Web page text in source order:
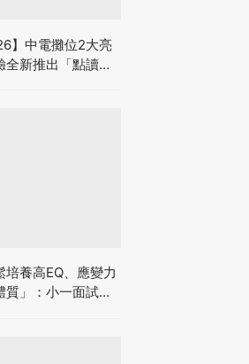
】中電攤位2大亮
新推出「點讀故
養高EQ、應變力
」：小一面試最